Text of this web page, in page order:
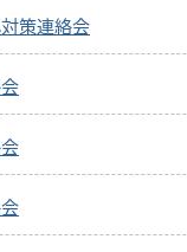
策連絡会